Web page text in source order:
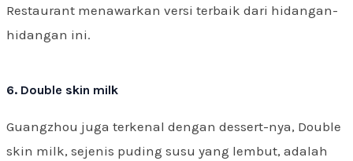
Restaurant menawarkan versi terbaik dari hidangan-
hidangan ini.
6. Double skin milk
Guangzhou juga terkenal dengan dessert-nya, Double
skin milk, sejenis puding susu yang lembut, adalah